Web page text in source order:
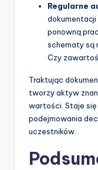
Regularne
dokumentacji
ponowną
schematy są
Czy
Traktując
tworzy aktyw
wartości. Staje się
podejmowania
uczestników.